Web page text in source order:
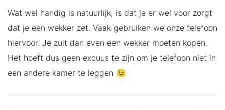
Wat wel handig is natuurlijk, is dat je er wel voor zorgt
dat je een wekker zet. Vaak gebruiken we onze telefoon
hiervoor. Je zult dan even een wekker moeten kopen.
Het hoeft dus geen excuus te zijn om je telefoon niet in
een andere kamer te leggen 😉